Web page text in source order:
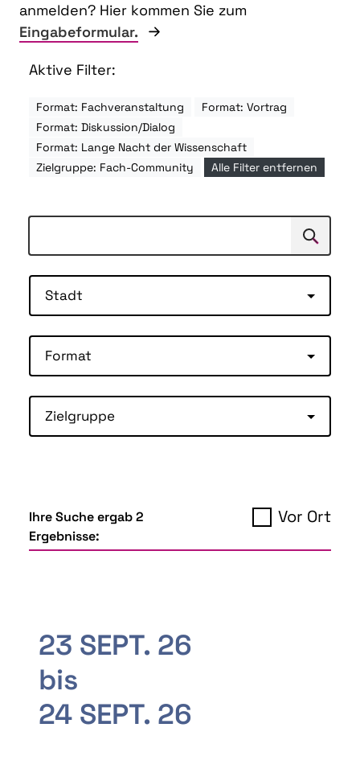
anmelden? Hier kommen Sie zum
Eingabeformular.
Aktive Filter:
Format: Fachveranstaltung
Format: Vortrag
Format: Diskussion/Dialog
Format: Lange Nacht der Wissenschaft
Zielgruppe: Fach-Community
Alle Filter entfernen
Suchen
Stadt
Format
Zielgruppe
Ihre Suche ergab 2
Ergebnisse:
Vor Ort
23 SEPT. 26
bis
24 SEPT. 26